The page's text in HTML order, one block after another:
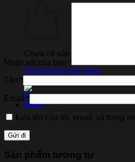
Chưa có sản phẩm trong giỏ
Quay trở lại cửa hàng
Nhận xét của bạn *
Tên *
Email*
Lưu tên của tôi, email, và trang
Sản phẩm tương tự